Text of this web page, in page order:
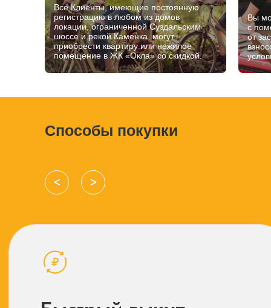
Все Клиенты, имеющие постоянную
регистрацию в любом из домов
локации, ограниченной Суздальским
шоссе и рекой Каменка, могут
приобрести квартиру или нежилое
помещение в ЖК «Окла» со скидкой.
Вы
с
от
Способы покупки
ᐳ
ᐸ